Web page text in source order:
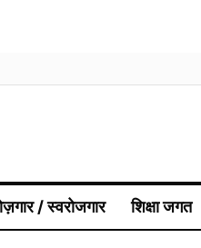
/ स्वरोजगार शिक्षा जगत